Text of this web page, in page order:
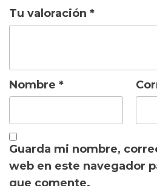
Tu valoración *
Nombre *
Guarda mi nombre,
web en este navegador
que comente.